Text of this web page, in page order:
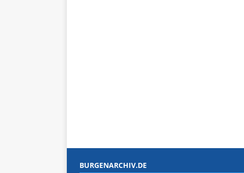
BURGENARCHIV.DE